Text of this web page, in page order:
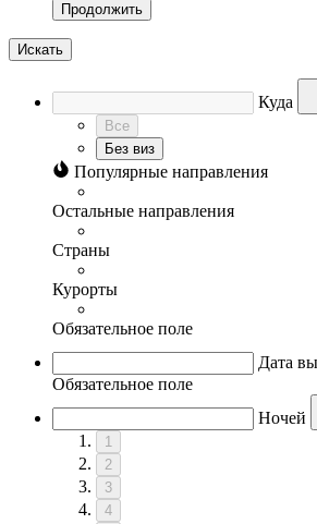
Продолжить
Искать
Куда
Все
Без виз
Популярные направления
Остальные направления
Страны
Курорты
Обязательное поле
Дата
Обязательное поле
Ночей
1
2
3
4